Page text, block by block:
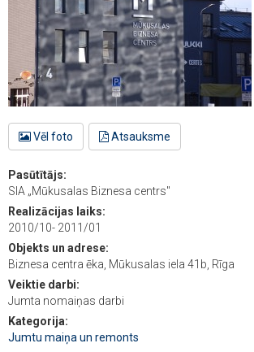
Vēl foto Atsauksme
Pasūtītājs:
SIA „Mūkusalas Biznesa centrs"
Realizācijas laiks:
2010/10- 2011/01
Objekts un adrese:
Biznesa centra ēka, Mūkusalas iela 41b, Rīga
Veiktie darbi:
Jumta nomaiņas darbi
Kategorija:
Jumtu maiņa un remonts